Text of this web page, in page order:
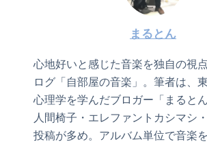
まるとん
心地好いと感じた音楽を独自の視
ログ「自部屋の音楽」。筆者は、
心理学を学んだブロガー「まるとん
人間椅子・エレファントカシマシ
投稿が多め。アルバム単位で音楽